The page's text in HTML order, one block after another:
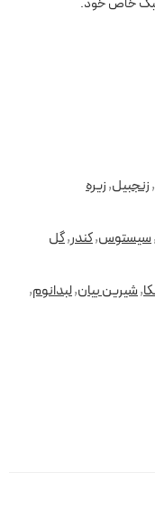
سبک خاص خود.
,زنجبیل,زیره
سیستوس,کندر,گل
,شیرین بیان,لبدانوم,